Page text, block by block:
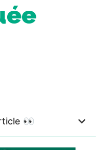
👀